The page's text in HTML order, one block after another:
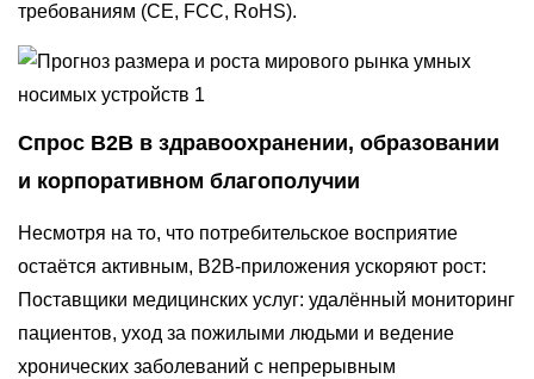
требованиям (CE, FCC, RoHS).
Спрос B2B в здравоохранении, образовании
и корпоративном благополучии
Несмотря на то, что потребительское восприятие
остаётся активным, B2B-приложения ускоряют рост:
Поставщики медицинских услуг: удалённый мониторинг
пациентов, уход за пожилыми людьми и ведение
хронических заболеваний с непрерывным